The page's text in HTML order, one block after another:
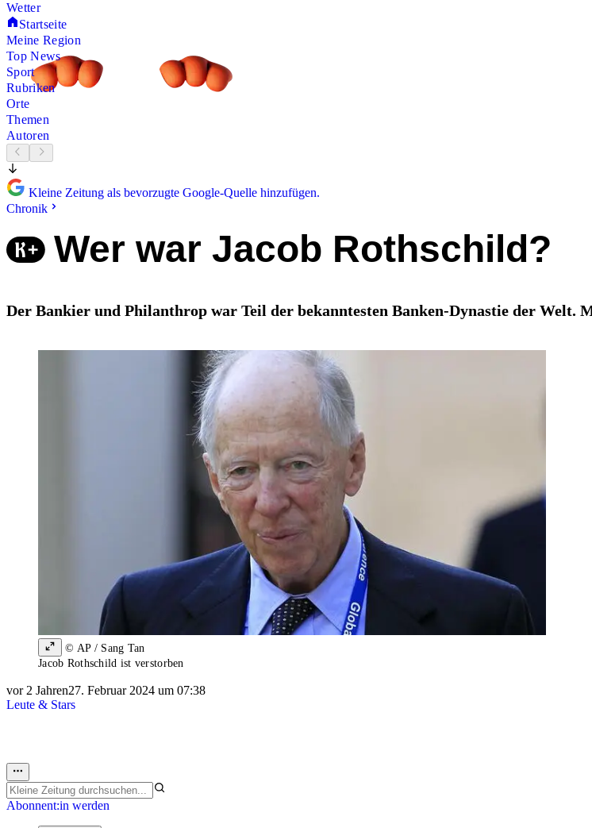
Wetter
Startseite
Meine Region
Top News
Sport
Rubriken
Orte
Themen
Autoren
Kleine Zeitung als bevorzugte Google-Quelle hinzufügen.
Chronik
Wer war Jacob Rothschild?
Der Bankier und Philanthrop war Teil der bekanntesten Banken-Dynastie der Welt.
© AP / Sang Tan
Jacob Rothschild ist verstorben
vor 2 Jahren27. Februar 2024 um 07:38
Leute & Stars
Abonnent:in werden